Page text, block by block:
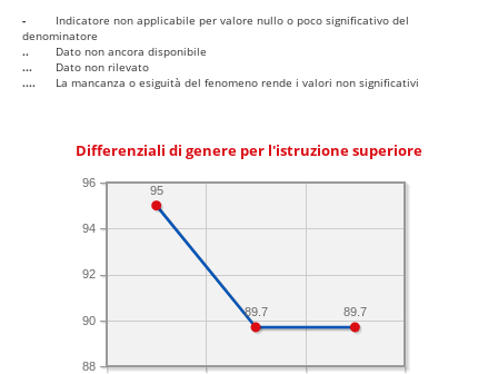
-
Indicatore non applicabile per valore nullo o poco significativo del
denominatore
..
Dato non ancora disponibile
...
Dato non rilevato
....
La mancanza o esiguità del fenomeno rende i valori non significativi
Differenziali di genere per l'istruzione superiore
88
90
92
94
96
89.7
89.7
95